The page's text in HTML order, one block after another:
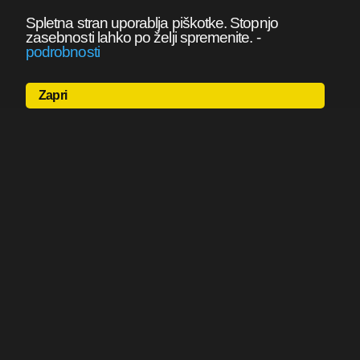
Spletna stran uporablja piškotke. Stopnjo
zasebnosti lahko po želji spremenite. -
podrobnosti
Zapri